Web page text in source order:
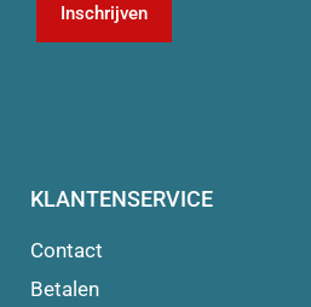
Inschrijven
KLANTENSERVICE
Contact
Betalen